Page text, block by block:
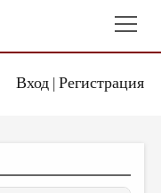
Вход| Регистрация